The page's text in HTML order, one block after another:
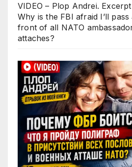
VIDEO – Plop Andrei.
Why is the FBI afraid I’ll
front of all NATO
attaches?